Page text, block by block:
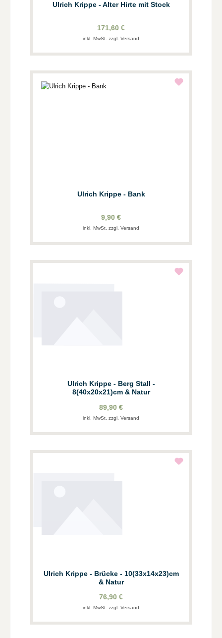
Ulrich Krippe - Alter Hirte mit Stock
171,60 €
inkl. MwSt. zzgl. Versand
Ulrich Krippe - Bank
9,90 €
inkl. MwSt. zzgl. Versand
Ulrich Krippe - Berg Stall -
8(40x20x21)cm & Natur
89,90 €
inkl. MwSt. zzgl. Versand
Ulrich Krippe - Brücke - 10(33x14x23)cm
& Natur
76,90 €
inkl. MwSt. zzgl. Versand